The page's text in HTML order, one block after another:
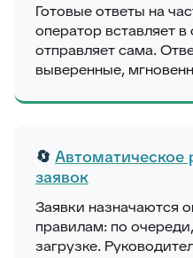
Готовые ответы на
оператор вставляет
отправляет сама.
выверенные,
🔄 Автоматическое
заявок
Заявки назначаются
правилам: по
загрузке.